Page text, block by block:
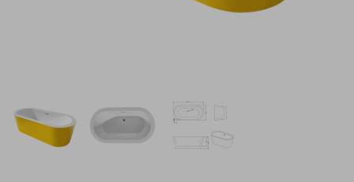
View larger imageView larger image